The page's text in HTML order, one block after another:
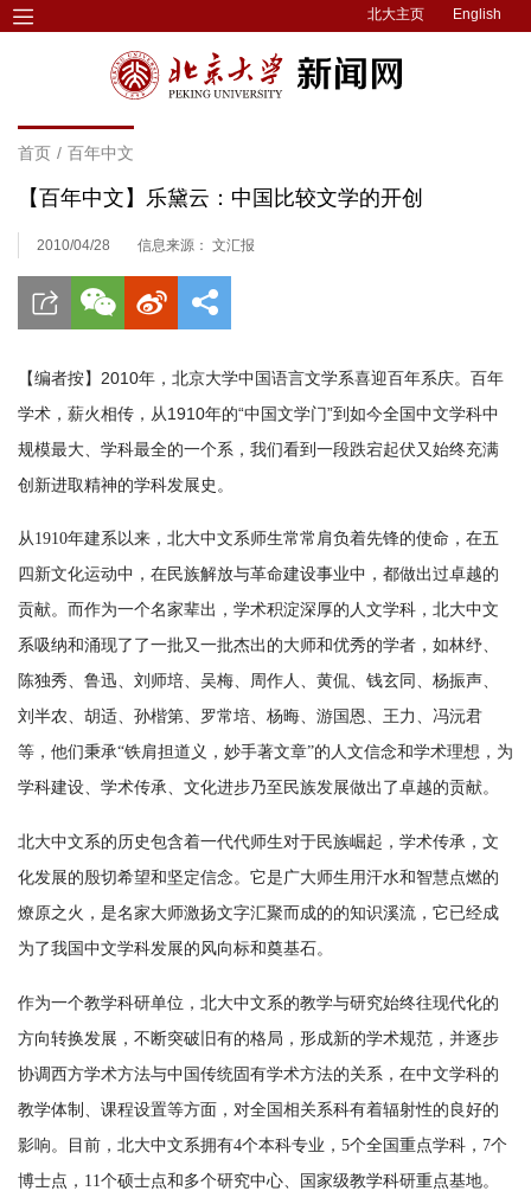
北大主页 English
首页 / 百年中文
【百年中文】乐黛云：中国比较文学的开创
2010/04/28 信息来源： 文汇报
【编者按】2010年，北京大学中国语言文学系喜迎百年系庆。百年
学术，薪火相传，从1910年的“中国文学门”到如今全国中文学科中
规模最大、学科最全的一个系，我们看到一段跌宕起伏又始终充满
创新进取精神的学科发展史。
从1910年建系以来，北大中文系师生常常肩负着先锋的使命，在五
四新文化运动中，在民族解放与革命建设事业中，都做出过卓越的
贡献。而作为一个名家辈出，学术积淀深厚的人文学科，北大中文
系吸纳和涌现了了一批又一批杰出的大师和优秀的学者，如林纾、
陈独秀、鲁迅、刘师培、吴梅、周作人、黄侃、钱玄同、杨振声、
刘半农、胡适、孙楷第、罗常培、杨晦、游国恩、王力、冯沅君
等，他们秉承“铁肩担道义，妙手著文章”的人文信念和学术理想，为
学科建设、学术传承、文化进步乃至民族发展做出了卓越的贡献。
北大中文系的历史包含着一代代师生对于民族崛起，学术传承，文
化发展的殷切希望和坚定信念。它是广大师生用汗水和智慧点燃的
燎原之火，是名家大师激扬文字汇聚而成的的知识溪流，它已经成
为了我国中文学科发展的风向标和奠基石。
作为一个教学科研单位，北大中文系的教学与研究始终往现代化的
方向转换发展，不断突破旧有的格局，形成新的学术规范，并逐步
协调西方学术方法与中国传统固有学术方法的关系，在中文学科的
教学体制、课程设置等方面，对全国相关系科有着辐射性的良好的
影响。目前，北大中文系拥有4个本科专业，5个全国重点学科，7个
博士点，11个硕士点和多个研究中心、国家级教学科研重点基地。